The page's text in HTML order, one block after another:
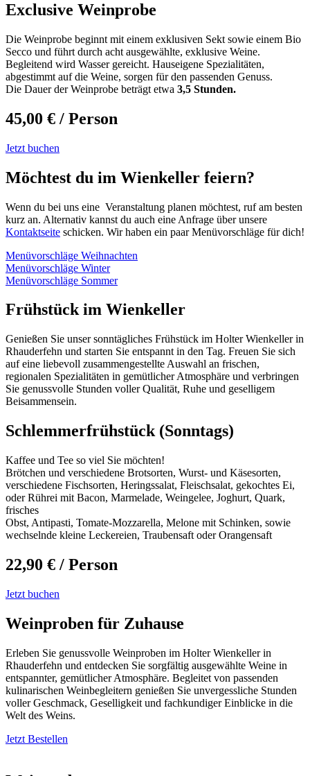
Exclusive Weinprobe
Die Weinprobe beginnt mit einem exklusiven Sekt sowie einem Bio
Secco und führt durch acht ausgewählte, exklusive Weine.
Begleitend wird Wasser gereicht. Hauseigene Spezialitäten,
abgestimmt auf die Weine, sorgen für den passenden Genuss.
Die Dauer der Weinprobe beträgt etwa 3,5 Stunden.
45,00 € / Person
Jetzt buchen
Möchtest du im Wienkeller feiern?
Wenn du bei uns eine Veranstaltung planen möchtest, ruf am besten
kurz an. Alternativ kannst du auch eine Anfrage über unsere
Kontaktseite schicken. Wir haben ein paar Menüvorschläge für dich!
Menüvorschläge Weihnachten
Menüvorschläge Winter
Menüvorschläge Sommer
Frühstück im Wienkeller
Genießen Sie unser sonntägliches Frühstück im Holter Wienkeller in
Rhauderfehn und starten Sie entspannt in den Tag. Freuen Sie sich
auf eine liebevoll zusammengestellte Auswahl an frischen,
regionalen Spezialitäten in gemütlicher Atmosphäre und verbringen
Sie genussvolle Stunden voller Qualität, Ruhe und geselligem
Beisammensein.
Schlemmerfrühstück (Sonntags)
Kaffee und Tee so viel Sie möchten!
Brötchen und verschiedene Brotsorten, Wurst- und Käsesorten,
verschiedene Fischsorten, Heringssalat, Fleischsalat, gekochtes Ei,
oder Rührei mit Bacon, Marmelade, Weingelee, Joghurt, Quark,
frisches
Obst, Antipasti, Tomate-Mozzarella, Melone mit Schinken, sowie
wechselnde kleine Leckereien, Traubensaft oder Orangensaft
22,90 € / Person
Jetzt buchen
Weinproben für Zuhause
Erleben Sie genussvolle Weinproben im Holter Wienkeller in
Rhauderfehn und entdecken Sie sorgfältig ausgewählte Weine in
entspannter, gemütlicher Atmosphäre. Begleitet von passenden
kulinarischen Weinbegleitern genießen Sie unvergessliche Stunden
voller Geschmack, Geselligkeit und fachkundiger Einblicke in die
Welt des Weins.
Jetzt Bestellen